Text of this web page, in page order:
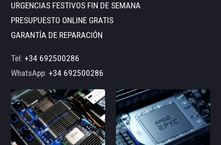
URGENCIAS FESTIVOS FIN DE SEMANA
PRESUPUESTO ONLINE GRATIS
GARANTÍA DE REPARACIÓN
Tel:+34 692500286
WhatsApp:+34 692500286